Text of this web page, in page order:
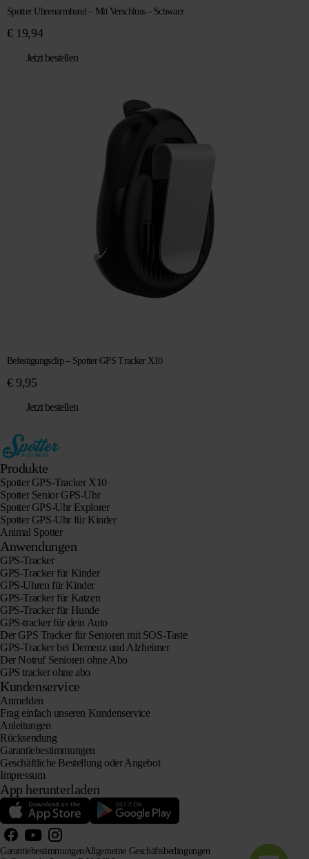
Spotter Uhrenarmband – Mit Verschluss – Schwarz
€19,94
Jetzt bestellen
Befestigungsclip – Spotter GPS Tracker X10
€9,95
Jetzt bestellen
Produkte
Spotter GPS-Tracker X10
Spotter Senior GPS-Uhr
Spotter GPS-Uhr Explorer
Spotter GPS-Uhr für Kinder
Animal Spotter
Anwendungen
GPS-Tracker
GPS-Tracker für Kinder
GPS-Uhren für Kinder
GPS-Tracker für Katzen
GPS-Tracker für Hunde
GPS-tracker für dein Auto
Der GPS Tracker für Senioren mit SOS-Taste
GPS-Tracker bei Demenz und Alzheimer
Der Notruf Senioren ohne Abo
GPS tracker ohne abo
Kundenservice
Anmelden
Frag einfach unseren Kundenservice
Anleitungen
Rücksendung
Garantiebestimmungen
Geschäftliche Bestellung oder Angebot
Impressum
App herunterladen
GarantiebestimmungenAllgemeine Geschäftsbedingungen